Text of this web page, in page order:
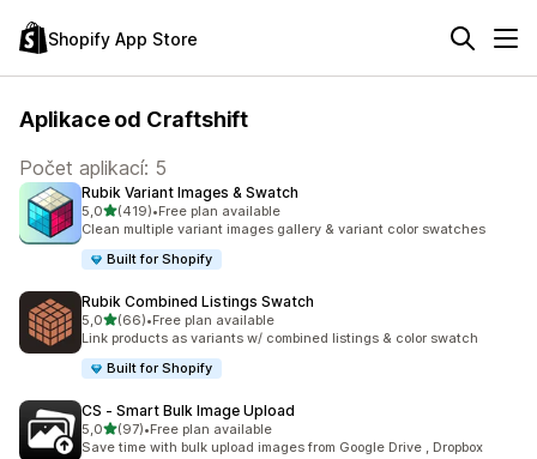
Shopify App Store
Aplikace od Craftshift
Počet aplikací: 5
Rubik Variant Images & Swatch
5,0z 5 hvězd
(419)
Celkový počet recenzí: 419
•Free plan available
Clean multiple variant images gallery & variant color swatches
Built for Shopify
Rubik Combined Listings Swatch
5,0z 5 hvězd
(66)
Celkový počet recenzí: 66
•Free plan available
Link products as variants w/ combined listings & color swatch
Built for Shopify
CS ‑ Smart Bulk Image Upload
5,0z 5 hvězd
(97)
Celkový počet recenzí: 97
•Free plan available
Save time with bulk upload images from Google Drive , Dropbox